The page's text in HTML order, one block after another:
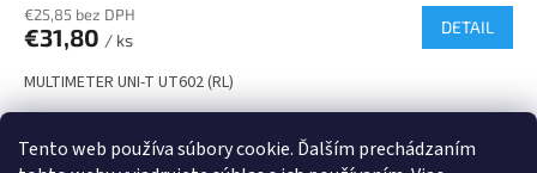
Tento web používa súbory cookie. Ďalším prechádzaním
€25,85 bez DPH
€31,80 / ks
DETAIL
MULTIMETER UNI-T UT602 (RL)
O
8položiek celkom